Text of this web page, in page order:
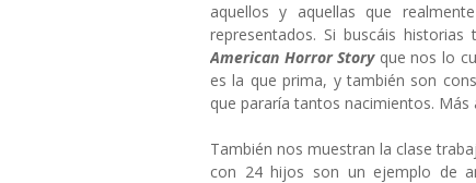
aquellos y aquellas que
representados. Si buscáis
American Horror Story que nos lo
es la que prima, y también son
que pararía tantos nacimientos.
También nos muestran la clase
con 24 hijos son un ejemplo de